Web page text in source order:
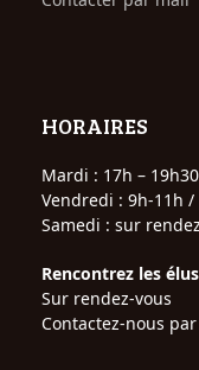
HORAIRES
Mardi : 17h – 19h30
Vendredi : 9h-11h /
Samedi : sur
Rencontrez les élus
Sur rendez-vous
Contactez-nous